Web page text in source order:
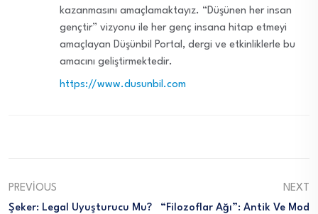
kazanmasını amaçlamaktayız. “Düşünen her insan
gençtir” vizyonu ile her genç insana hitap etmeyi
amaçlayan Düşünbil Portal, dergi ve etkinliklerle bu
amacını geliştirmektedir.
https://www.dusunbil.com
PREVIOUS
Şeker: Legal Uyuşturucu Mu?
NEXT
“Filozoflar Ağı”: Antik Ve Mod